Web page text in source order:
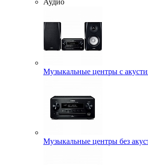
Аудио
Музыкальные центры с
Музыкальные центры без